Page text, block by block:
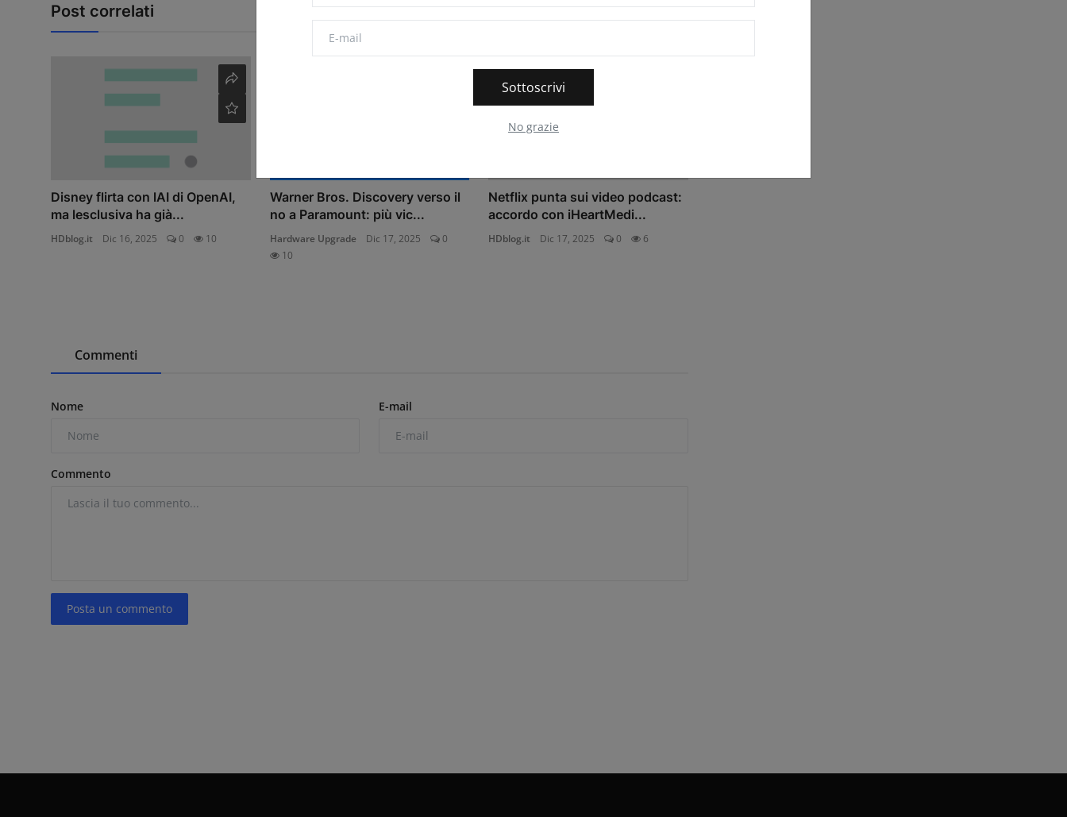
Sottoscrivi
No grazie
Post correlati
Disney flirta con lAI di OpenAI,
ma lesclusiva ha già...
HDblog.it Dic 16, 2025 0 10
Warner Bros. Discovery verso il
no a Paramount: più vic...
Hardware Upgrade Dic 17, 2025
0
10
Netflix punta sui video podcast:
accordo con iHeartMedi...
HDblog.it Dic 17, 2025 0 6
Commenti
Nome E-mail
Commento
Posta un commento